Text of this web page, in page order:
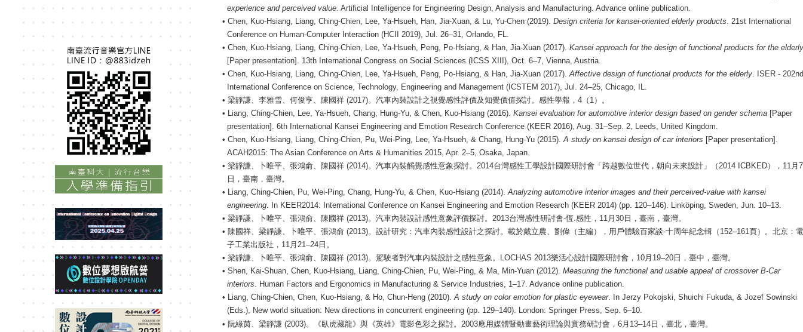
experience and perceived value. Artificial Intelligence for Engineering Design, Analysis and Manufacturing. Advance online publication.
• Chen, Kuo-Hsiang, Liang, Ching-Chien, Lee, Ya-Hsueh, Han, Jia-Xuan, & Lu, Yu-Chen (2019). Design criteria for kansei-oriented elderly products. 21st International
Conference on Human-Computer Interaction (HCII 2019), Jul. 26–31, Orlando, FL.
• Chen, Kuo-Hsiang, Liang, Ching-Chien, Lee, Ya-Hsueh, Peng, Po-Hsiang, & Han, Jia-Xuan (2017). Kansei approach for the design of functional products for the elderly
[Paper presentation]. 13th International Congress on Social Sciences (ICSS XIII), Oct. 6–7, Vienna, Austria.
• Chen, Kuo-Hsiang, Liang, Ching-Chien, Lee, Ya-Hsueh, Peng, Po-Hsiang, & Han, Jia-Xuan (2017).Affective design of functional products for the elderly. ISER - 202nd
International Conference on Science, Technology, Engineering and Management (ICSTEM 2017), Jul. 24–25, Chicago, IL.
• 梁靜謙、李雅雪、何俊亨、陳國祥 (2017)。汽車內裝設計之視覺感性評價及知覺價值探討。感性學報， 4 （ 1）。
• Liang, Ching-Chien, Lee, Ya-Hsueh, Chang, Hung-Yu, & Chen, Kuo-Hsiang (2016). Kansei evaluation for automotive interior design based on gender schema [Paper
presentation]. 6th International Kansei Engineering and Emotion Research Conference (KEER 2016), Aug. 31–Sep. 2, Leeds, United Kingdom.
• Chen, Kuo-Hsiang, Liang, Ching-Chien, Pu, Wei-Ping, Lee, Ya-Hsueh, & Chang, Hung-Yu (2015).A study on kansei design of car interiors [Paper presentation].
ACAH2015: The Asian Conference on Arts & Humanities 2015, Apr. 2–5, Osaka, Japan.
• 梁靜謙、卜唯平、張鴻俞、陳國祥 (2014)。汽車內裝觸覺感性意象探討。 2014台灣感性工學設計國際研討會「跨越數位世代，朝向未來設計」（2014 ICBKED）， 11月 7
日，臺南，臺灣。
• Liang, Ching-Chien, Pu, Wei-Ping, Chang, Hung-Yu, & Chen, Kuo-Hsiang (2014).Analyzing automotive interior images and their perceived-value with kansei
engineering. In KEER2014: International Conference on Kansei Engineering and Emotion Research (KEER 2014) (pp. 120–146). Linköping, Sweden, Jun. 10–13.
• 梁靜謙、卜唯平、張鴻俞、陳國祥 (2013)。汽車內裝設計感性意象評價探討。 2013台灣感性研討會-恆.感性， 11月 30 日，臺南，臺灣。
• 陳國祥、梁靜謙、卜唯平、張鴻俞 (2013)。設計研究：汽車內裝感性設計之探討。載於戴立農、劉偉（主編），用戶體驗百家談-十周年紀念輯（ 152–161頁）。北京：電
子工業出版社， 11月 21–24 日。
• 梁靜謙、卜唯平、張鴻俞、陳國祥 (2013)。駕駛者對汽車內裝設計之感性意象。 LOCHAS 2013樂活心設計國際研討會， 10月 19–20 日，臺中，臺灣。
• Shen, Kai-Shuan, Chen, Kuo-Hsiang, Liang, Ching-Chien, Pu, Wei-Ping, & Ma, Min-Yuan (2012). Measuring the functional and usable appeal of crossover B-Car
interiors. Human Factors and Ergonomics in Manufacturing & Service Industries, 1–17. Advance online publication.
• Liang, Ching-Chien, Chen, Kuo-Hsiang, & Ho, Chun-Heng (2010).A study on color emotion for plastic eyewear. In Jerzy Pokojski, Shuichi Fukuda, & Jozef Sowinski
(Eds.), New world situation: New directions in concurrent engineering (pp. 129–140). London: Springer Press, Sep. 6–10.
• 阮綠茵、梁靜謙 (2003)。《臥虎藏龍》與《英雄》電影色彩之探討。 2003應用媒體暨動畫藝術理論與實務研討會， 6月 13–14 日，臺北，臺灣。